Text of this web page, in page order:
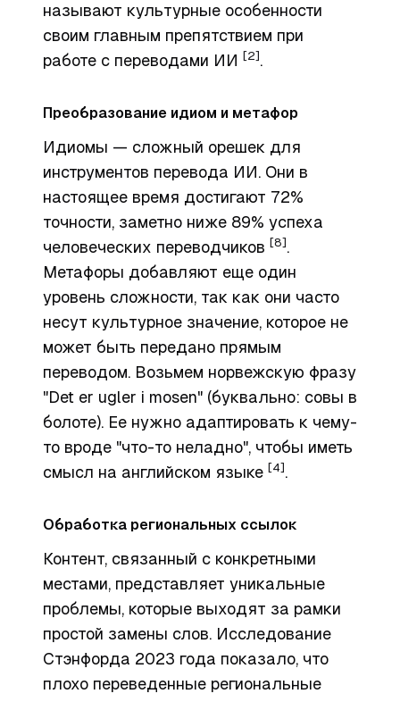
называют культурные особенности
своим главным препятствием при
работе с переводами ИИ [2] .
Преобразование идиом и метафор
Идиомы — сложный орешек для
инструментов перевода ИИ. Они в
настоящее время достигают 72%
точности, заметно ниже 89% успеха
человеческих переводчиков [8] .
Метафоры добавляют еще один
уровень сложности, так как они часто
несут культурное значение, которое не
может быть передано прямым
переводом. Возьмем норвежскую фразу
"Det er ugler i mosen" (буквально: совы в
болоте). Ее нужно адаптировать к чему-
то вроде "что-то неладно", чтобы иметь
смысл на английском языке [4] .
Обработка региональных ссылок
Контент, связанный с конкретными
местами, представляет уникальные
проблемы, которые выходят за рамки
простой замены слов. Исследование
Стэнфорда 2023 года показало, что
плохо переведенные региональные